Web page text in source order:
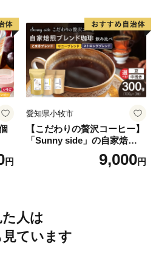
円
愛知県小牧市
【こだわりの贅沢コーヒー】
「Sunny side」の自家焙煎珈
琲ブレンド珈琲飲み比べセッ
9,000円
人は
ています